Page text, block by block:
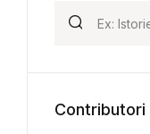
Contributori